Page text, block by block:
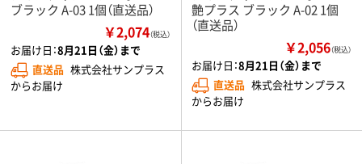
ブラック A-03 1個（直送品）
￥2,074（税込）
お届け日：8月21日（金）まで
直送品 株式会社サンプラス
からお届け
艶プラス ブラック A-02 1個
（直送品）
￥2,056（税込）
お届け日：8月21日（金）まで
直送品 株式会社サンプラス
からお届け